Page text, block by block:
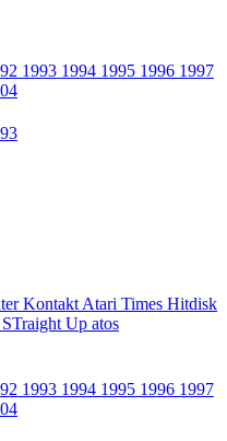
1993 1994 1995 1996 1997
Kontakt Atari Times Hitdisk
STraight Up atos
1993 1994 1995 1996 1997